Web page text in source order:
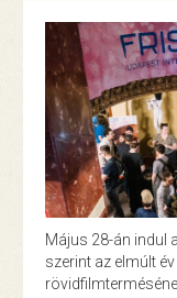
Május 28-án indul
szerint az elmúlt